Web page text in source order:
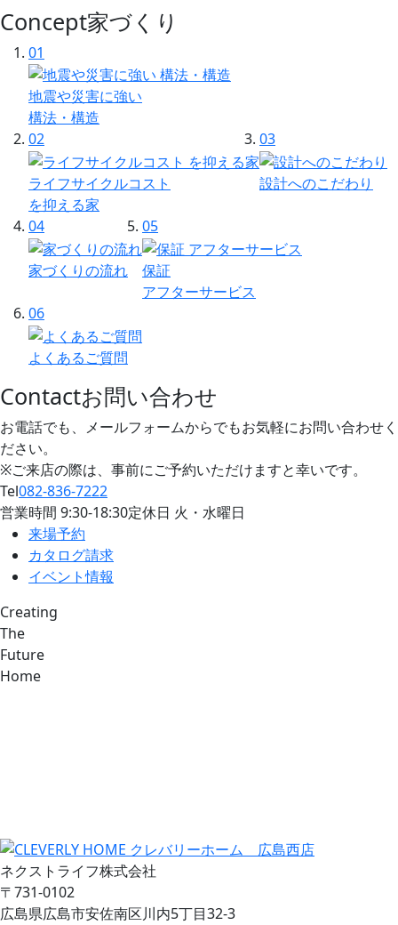
Concept家づくり
01
地震や災害に強い
構法・構造
02
ライフサイクルコスト
を抑える家
03
設計へのこだわり
04
家づくりの流れ
05
保証
アフターサービス
06
よくあるご質問
Contactお問い合わせ
お電話でも、メールフォームからでもお気軽にお問い合わせく
ださい。
※ご来店の際は、事前にご予約いただけますと幸いです。
Tel082-836-7222
営業時間 9:30-18:30定休日 火・水曜日
来場予約
カタログ請求
イベント情報
Creating
The
Future
Home
ネクストライフ株式会社
〒731-0102
広島県広島市安佐南区川内5丁目32-3